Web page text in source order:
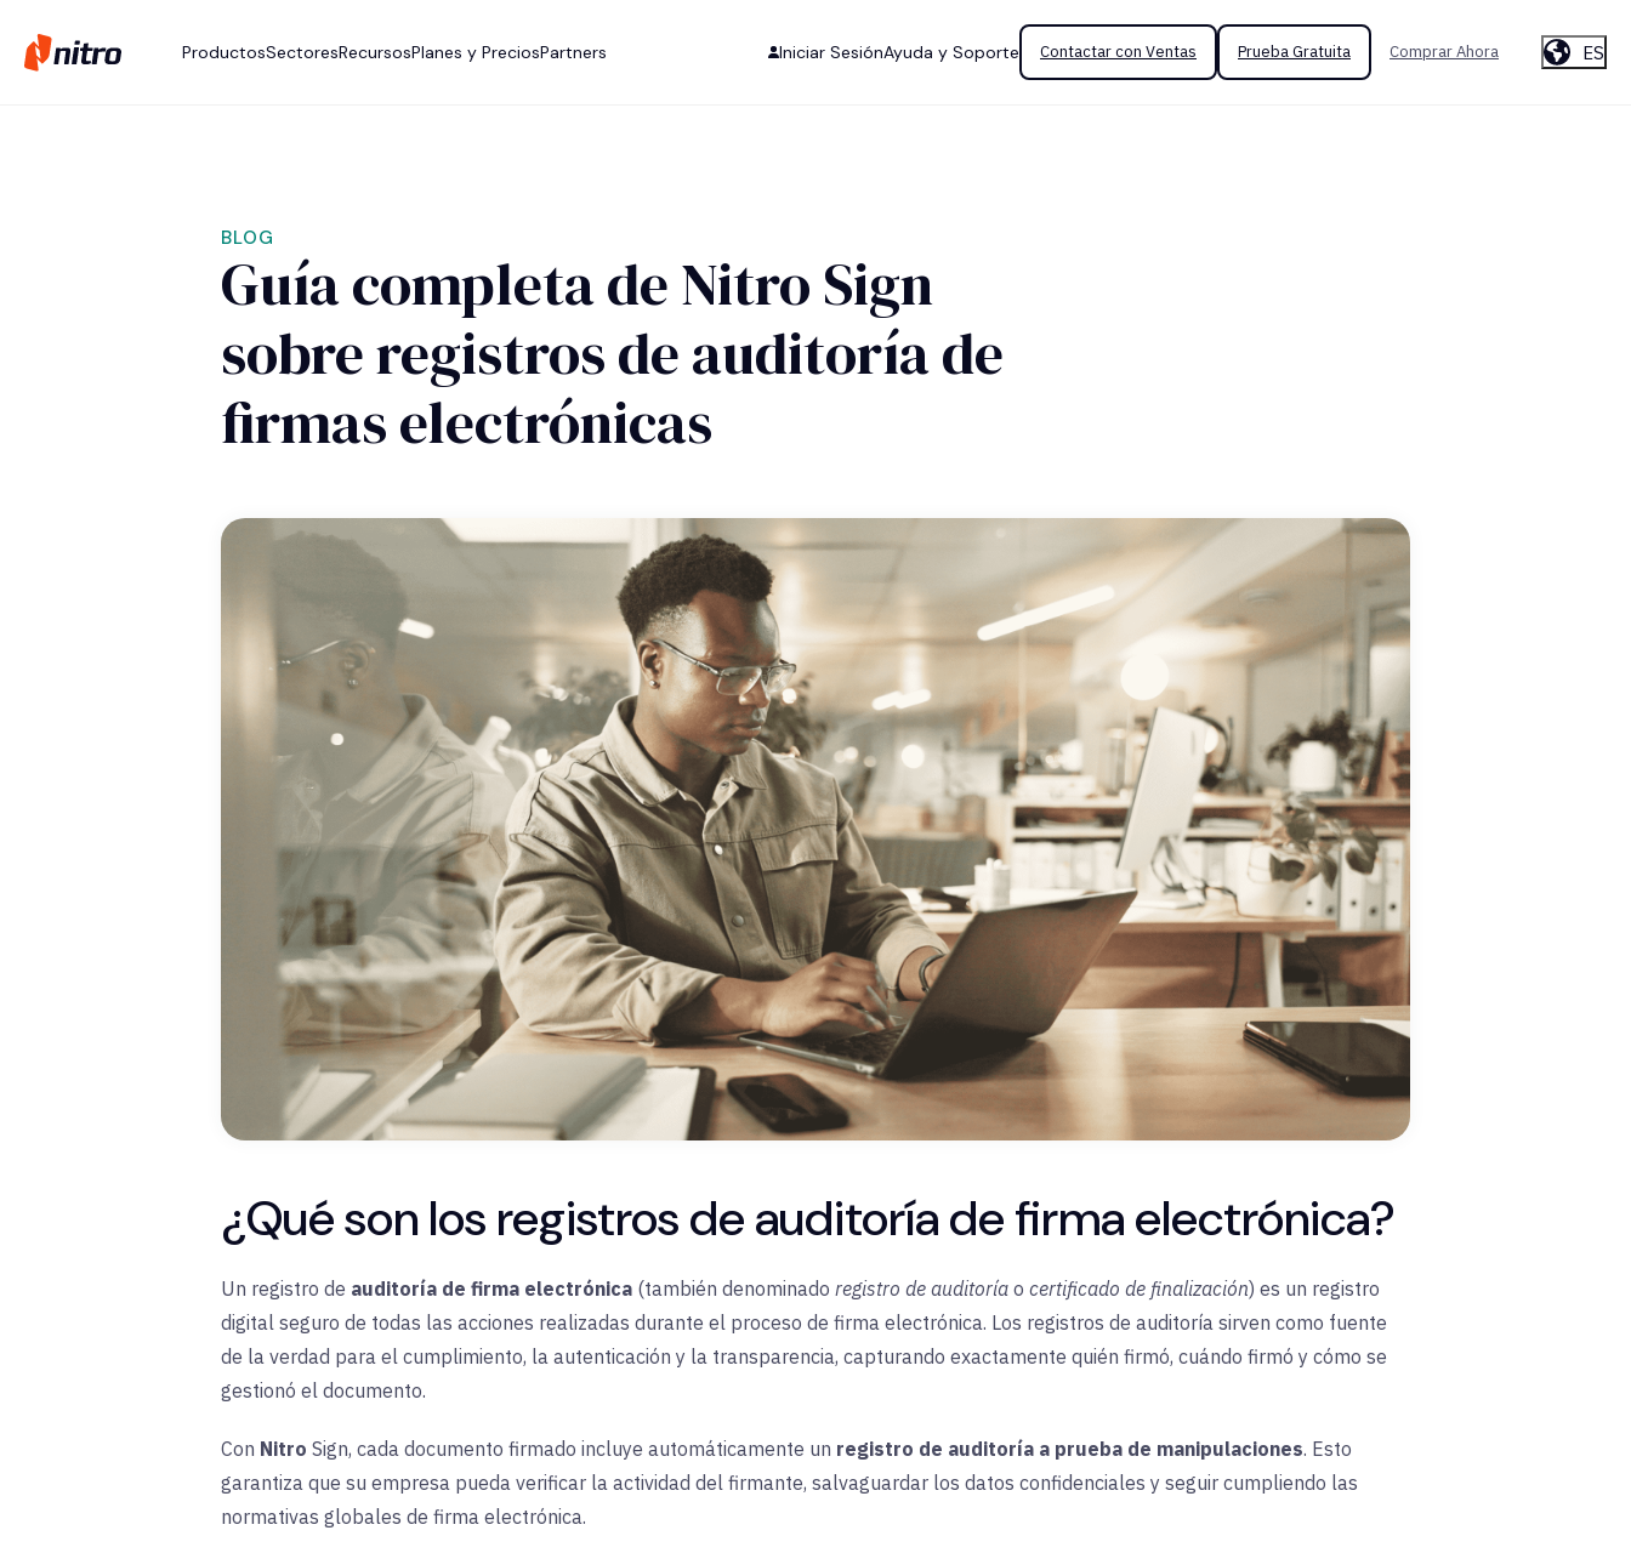
ProductosSectoresRecursosPlanes y PreciosPartners Iniciar SesiónAyuda y Soporte Contactar con Ventas Prueba Gratuita Comprar Ahora ES
BLOG
Guía completa de Nitro Sign
sobre registros de auditoría de
firmas electrónicas
¿Qué son los registros de auditoría de firma electrónica?
Un registro de auditoría de firma electrónica (también denominado registro de auditoría o certificado de finalización) es un registro
digital seguro de todas las acciones realizadas durante el proceso de firma electrónica. Los registros de auditoría sirven como fuente
de la verdad para el cumplimiento, la autenticación y la transparencia, capturando exactamente quién firmó, cuándo firmó y cómo se
gestionó el documento.
Con Nitro Sign, cada documento firmado incluye automáticamente un registro de auditoría a prueba de manipulaciones. Esto
garantiza que su empresa pueda verificar la actividad del firmante, salvaguardar los datos confidenciales y seguir cumpliendo las
normativas globales de firma electrónica.